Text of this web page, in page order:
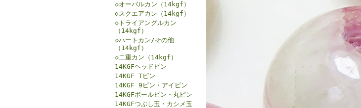
◇オーバルカン（14kgf）
◇スクエアカン（14kgf）
◇トライアングルカン
（14kgf）
◇ハートカン/その他
（14kgf）
◇二重カン（14kgf）
14KGFヘッドピン
14KGF Tピン
14KGF 9ピン・アイピン
14KGFボールピン・丸ピン
14KGFつぶし玉・カシメ玉